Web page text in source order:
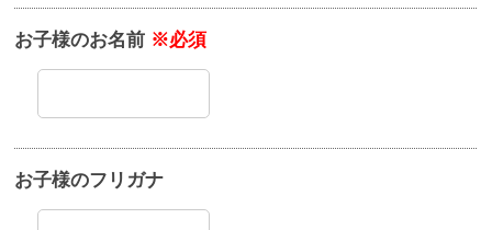
お子様のお名前 ※必須
お子様のフリガナ